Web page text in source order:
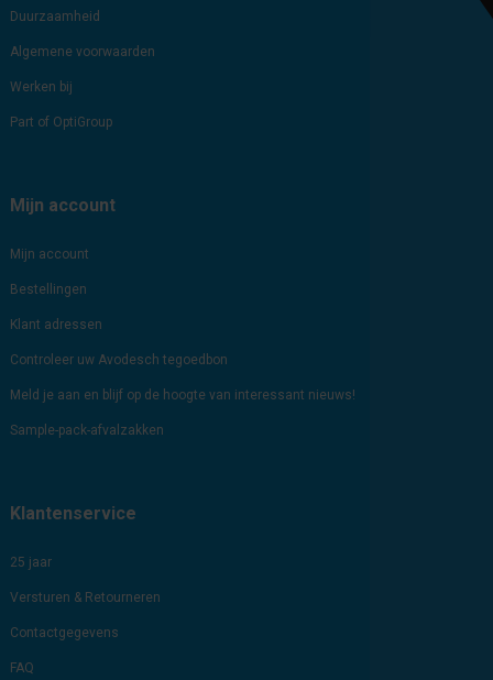
Duurzaamheid
Algemene voorwaarden
Werken bij
Part of OptiGroup
Mijn account
Mijn account
Bestellingen
Klant adressen
Controleer uw Avodesch tegoedbon
Meld je aan en blijf op de hoogte van interessant nieuws!
Sample-pack-afvalzakken
Klantenservice
25 jaar
Versturen & Retourneren
Contactgegevens
FAQ